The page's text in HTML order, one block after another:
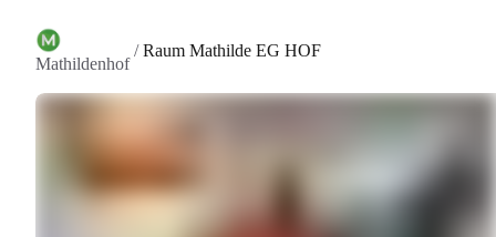
Mathildenhof
/Raum Mathilde EG HOF